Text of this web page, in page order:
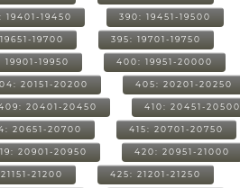
19401-19450 390: 19451-19500
19700 395: 19701-19750
19901-19950 400: 19951-20000
20151-20200 405: 20201-20250
20401-20450 410: 20451-20500
20651-20700 415: 20701-20750
20901-20950 420: 20951-21000
21200 425: 21201-21250